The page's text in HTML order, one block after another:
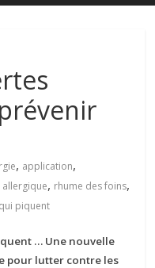
, application,
allergique, rhume des foins,
piquent
… Une nouvelle
pour lutter contre les